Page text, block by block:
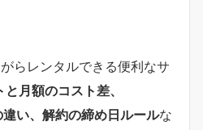
らレンタルできる便利なサ
と月額のコスト差、
い、解約の締め日ルールな